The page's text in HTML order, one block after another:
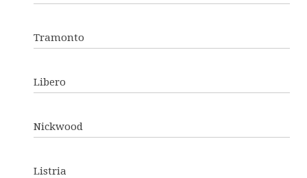
Tramonto
Libero
Nickwood
Listria